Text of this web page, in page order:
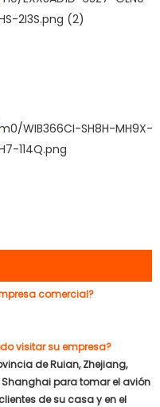
comercial?
visitar su empresa?
de Ruian, Zhejiang,
para tomar el avión
de su casa y en el